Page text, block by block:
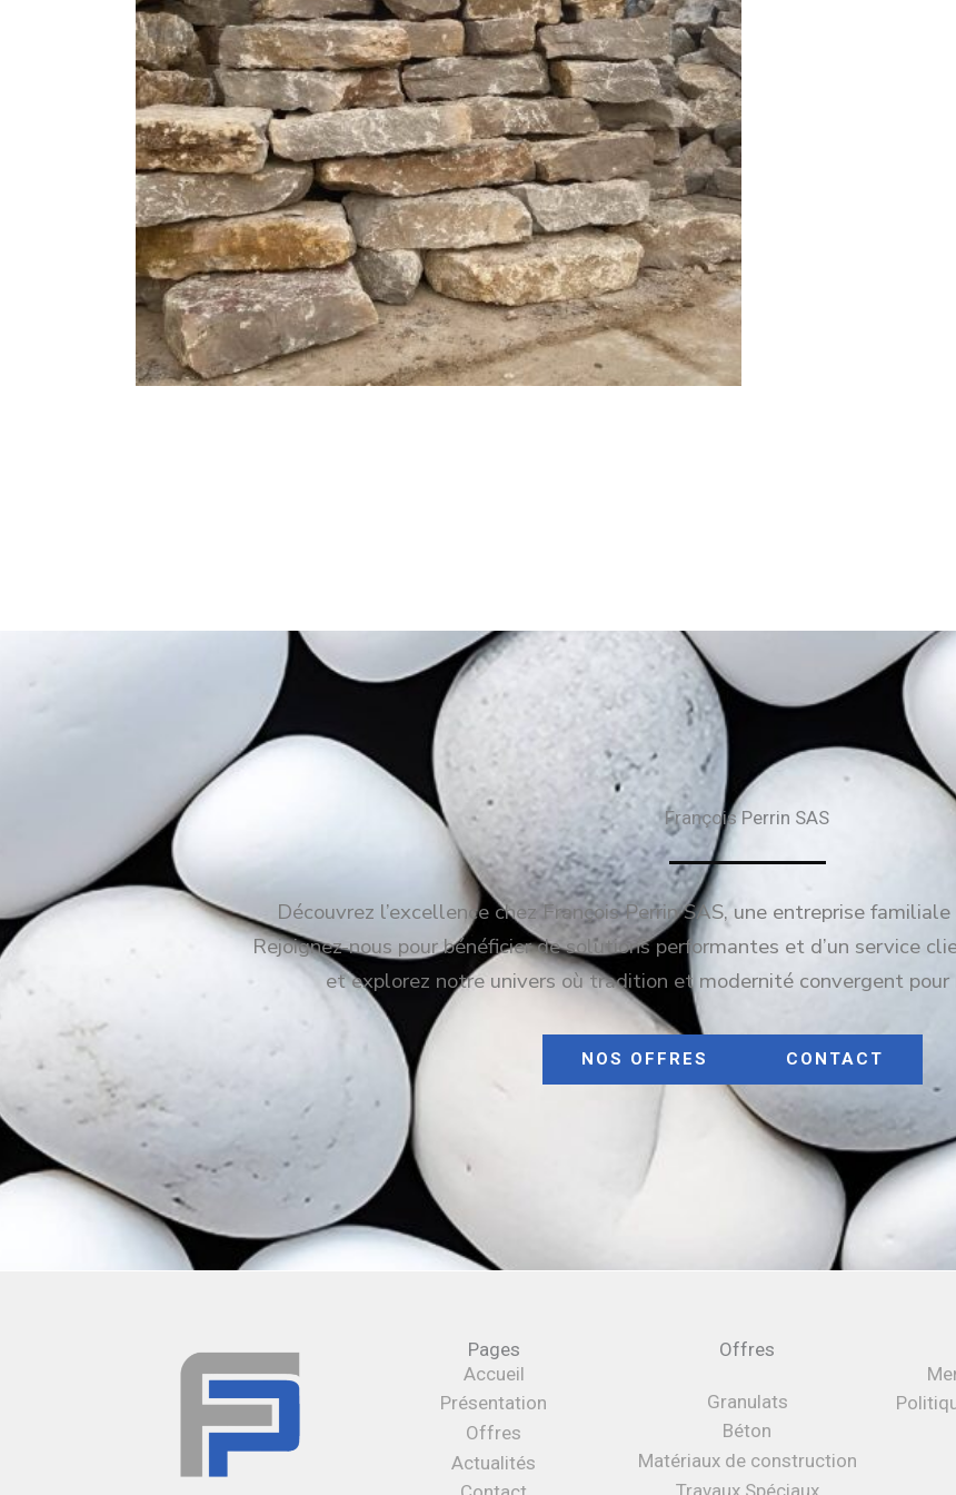
François Perrin SAS
Découvrez l’excellence chez François Perrin SAS, une entreprise
Rejoignez-nous pour bénéficier de solutions performantes et d’un service
et explorez notre univers où tradition et modernité convergent pour
NOS OFFRES CONTACT
Pages
Accueil
Présentation
Offres
Actualités
Offres
Granulats
Béton
Matériaux de construction
Travaux Spéciaux